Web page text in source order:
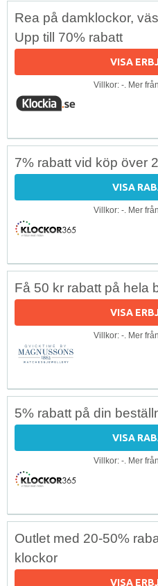
Rea på damklockor,
Upp till 70% rabatt
VISA
Villkor: -. Mer
7% rabatt vid köp över
VISA
Villkor: -. Mer
Få 50 kr rabatt på hela
VISA
Villkor: -. Mer
5% rabatt på din
VISA
Villkor: -. Mer
Outlet med 20-50%
klockor
VISA